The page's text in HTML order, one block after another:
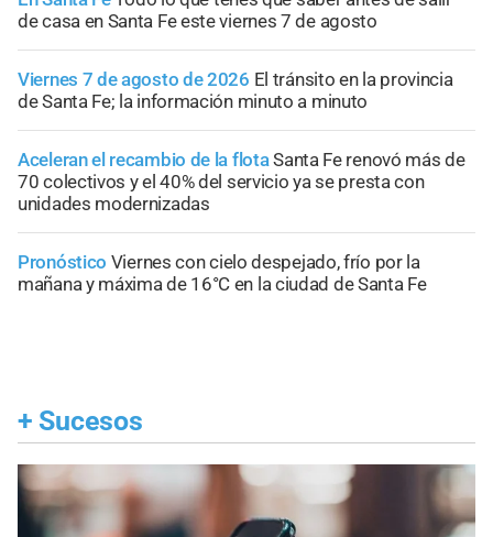
de casa en Santa Fe este viernes 7 de agosto
Viernes 7 de agosto de 2026 El tránsito en la provincia
de Santa Fe; la información minuto a minuto
Aceleran el recambio de la flotaSanta Fe renovó más de
70 colectivos y el 40% del servicio ya se presta con
unidades modernizadas
Pronóstico Viernes con cielo despejado, frío por la
mañana y máxima de 16°C en la ciudad de Santa Fe
+ Sucesos